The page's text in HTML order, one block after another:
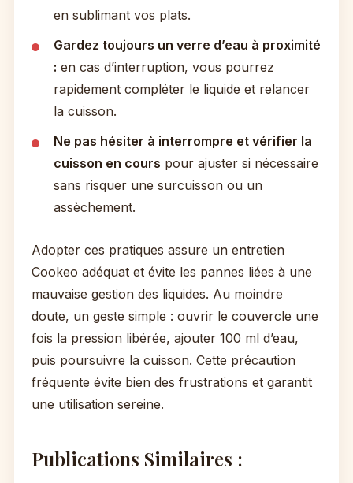
en sublimant vos plats.
Gardez toujours un verre d’eau à proximité
: en cas d’interruption, vous pourrez
rapidement compléter le liquide et relancer
la cuisson.
Ne pas hésiter à interrompre et vérifier la
cuisson en cours pour ajuster si nécessaire
sans risquer une surcuisson ou un
assèchement.
Adopter ces pratiques assure un entretien
Cookeo adéquat et évite les pannes liées à une
mauvaise gestion des liquides. Au moindre
doute, un geste simple : ouvrir le couvercle une
fois la pression libérée, ajouter 100 ml d’eau,
puis poursuivre la cuisson. Cette précaution
fréquente évite bien des frustrations et garantit
une utilisation sereine.
Publications Similaires :